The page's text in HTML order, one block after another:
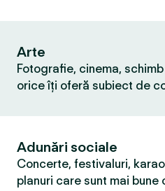
Arte
Fotografie, cinema,
orice îți oferă subiect de
Adunări sociale
Concerte, festivaluri,
planuri care sunt mai bune